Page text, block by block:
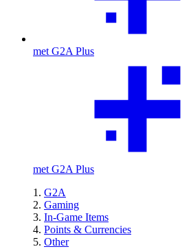
met G2A Plus
met G2A Plus
G2A
Gaming
In-Game Items
Points & Currencies
Other